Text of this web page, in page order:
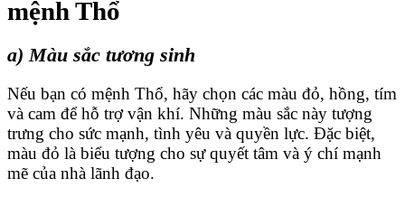
mệnh Thổ
a) Màu sắc tương sinh
Nếu bạn có mệnh Thổ, hãy chọn các màu đỏ, hồng, tím
và cam để hỗ trợ vận khí. Những màu sắc này tượng
trưng cho sức mạnh, tình yêu và quyền lực. Đặc biệt,
màu đỏ là biểu tượng cho sự quyết tâm và ý chí mạnh
mẽ của nhà lãnh đạo.